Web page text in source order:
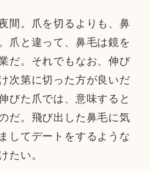
間。爪を切るよりも、鼻
爪と違って、鼻毛は鏡を
だ。それでもなお、伸び
次第に切った方が良いだ
びた爪では、意味すると
だ。飛び出した鼻毛に気
してデートをするような
たい。